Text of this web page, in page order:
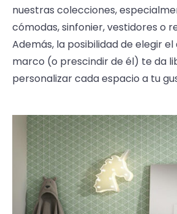
nuestras colecciones,
cómodas, sinfonier, vestidores o
Además, la posibilidad de elegir
marco (o prescindir de él) te da
personalizar cada espacio a tu